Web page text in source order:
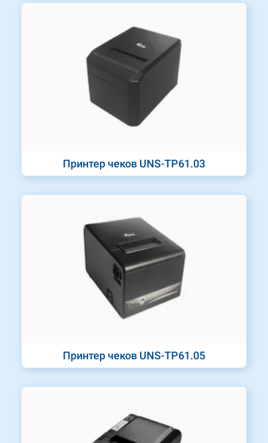
Принтер чеков UNS-TP61.03
Принтер чеков UNS-TP61.05